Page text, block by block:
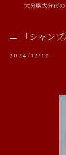
「シャン
2024/12/12